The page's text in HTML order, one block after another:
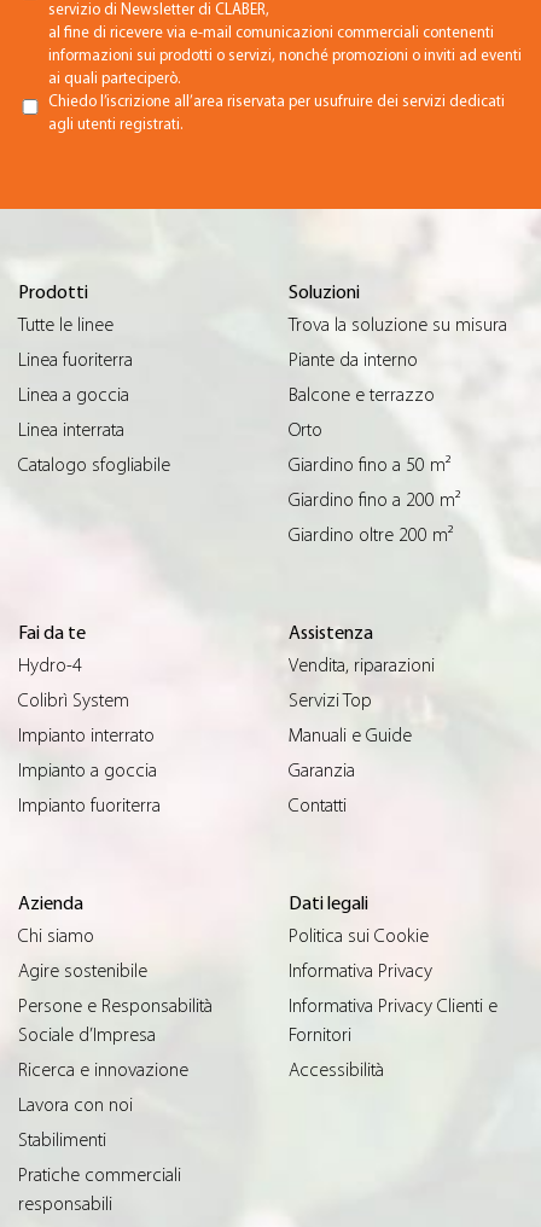
servizio di Newsletter di CLABER,
al fine di ricevere via e-mail comunicazioni commerciali contenenti
informazioni sui prodotti o servizi, nonché promozioni o inviti ad eventi
ai quali parteciperò.
Chiedo l’iscrizione all’area riservata per usufruire dei servizi dedicati
agli utenti registrati.
Prodotti
Tutte le linee
Linea fuoriterra
Linea a goccia
Linea interrata
Catalogo sfogliabile
Soluzioni
Trova la soluzione su misura
Piante da interno
Balcone e terrazzo
Orto
Giardino fino a 50 m²
Giardino fino a 200 m²
Giardino oltre 200 m²
Fai da te
Hydro-4
Colibrì System
Impianto interrato
Impianto a goccia
Impianto fuoriterra
Assistenza
Vendita, riparazioni
Servizi Top
Manuali e Guide
Garanzia
Contatti
Azienda
Chi siamo
Agire sostenibile
Persone e Responsabilità
Sociale d’Impresa
Ricerca e innovazione
Lavora con noi
Stabilimenti
Pratiche commerciali
responsabili
Dati legali
Politica sui Cookie
Informativa Privacy
Informativa Privacy Clienti e
Fornitori
Accessibilità